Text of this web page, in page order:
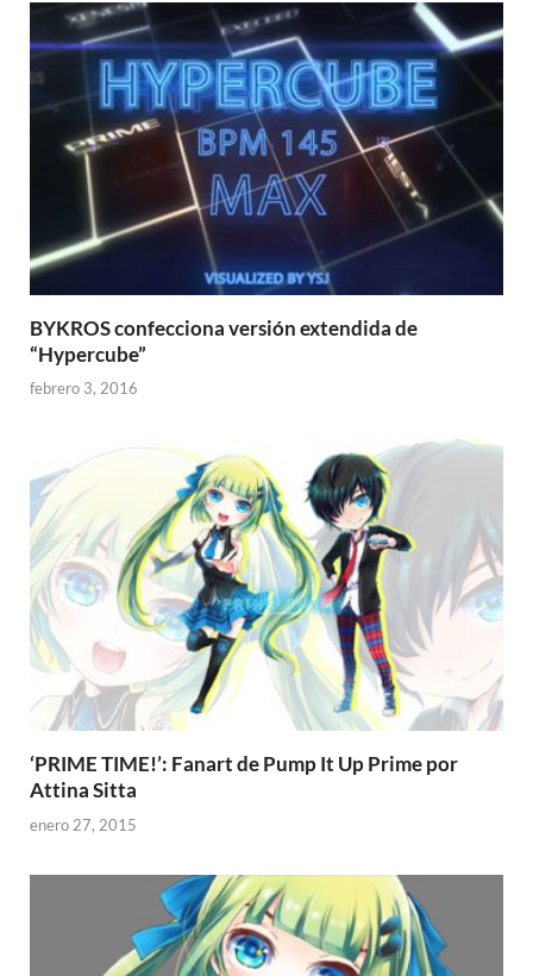
BYKROS confecciona versión extendida de
“Hypercube”
febrero 3, 2016
‘PRIME TIME!’: Fanart de Pump It Up Prime por
Attina Sitta
enero 27, 2015